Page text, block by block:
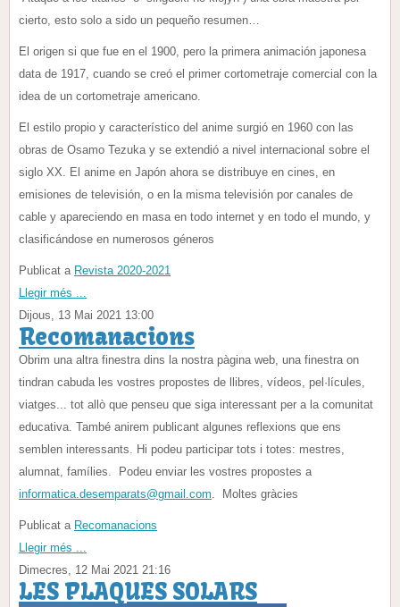
cierto, esto solo a sido un pequeño resumen…
El origen si que fue en el 1900, pero la primera animación japonesa
data de 1917, cuando se creó el primer cortometraje comercial con la
idea de un cortometraje americano.
El estilo propio y característico del anime surgió en 1960 con las
obras de Osamo Tezuka y se extendió a nivel internacional sobre el
siglo XX. El anime en Japón ahora se distribuye en cines, en
emisiones de televisión, o en la misma televisión por canales de
cable y apareciendo en masa en todo internet y en todo el mundo, y
clasificándose en numerosos géneros
Publicat a Revista 2020-2021
Llegir més ...
Dijous, 13 Mai 2021 13:00
Recomanacions
Obrim una altra finestra dins la nostra pàgina web, una finestra on
tindran cabuda les vostres propostes de llibres, vídeos, pel·lícules,
viatges... tot allò que penseu que siga interessant per a la comunitat
educativa. També anirem publicant algunes reflexions que ens
semblen interessants. Hi podeu participar tots i totes: mestres,
alumnat, famílies. Podeu enviar les vostres propostes a
informatica.desemparats@gmail.com. Moltes gràcies
Publicat a Recomanacions
Llegir més ...
Dimecres, 12 Mai 2021 21:16
LES PLAQUES SOLARS